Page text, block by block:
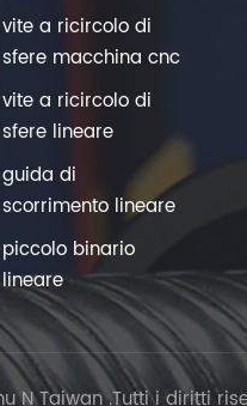
vite a ricircolo di
sfere macchina cnc
vite a ricircolo di
sfere lineare
guida di
scorrimento lineare
piccolo binario
lineare
N Taiwan .Tutti i diritti